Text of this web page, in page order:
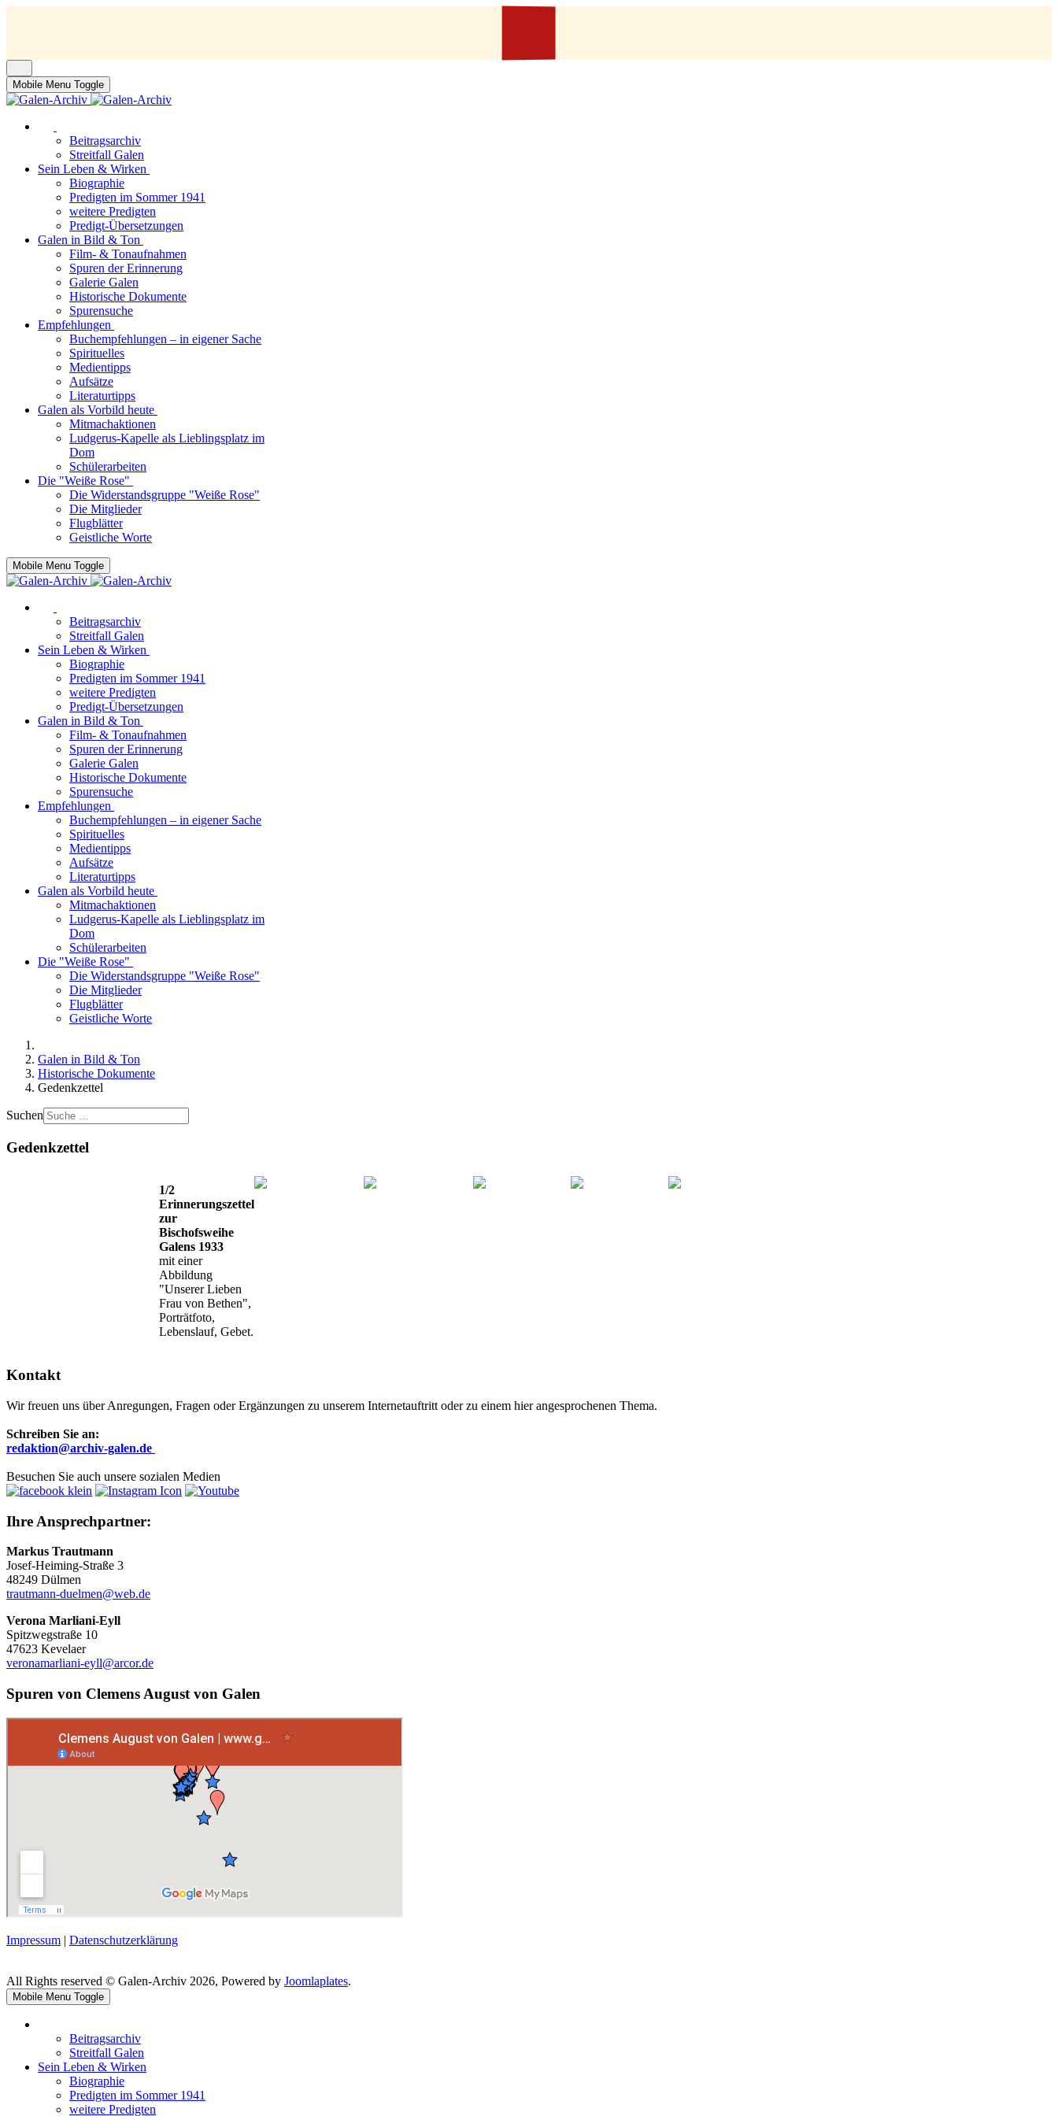
Mobile Menu Toggle
Beitragsarchiv
Streitfall Galen
Sein Leben & Wirken
Biographie
Predigten im Sommer 1941
weitere Predigten
Predigt-Übersetzungen
Galen in Bild & Ton
Film- & Tonaufnahmen
Spuren der Erinnerung
Galerie Galen
Historische Dokumente
Spurensuche
Empfehlungen
Buchempfehlungen – in eigener Sache
Spirituelles
Medientipps
Aufsätze
Literaturtipps
Galen als Vorbild heute
Mitmachaktionen
Ludgerus-Kapelle als Lieblingsplatz im
Dom
Schülerarbeiten
Die "Weiße Rose"
Die Widerstandsgruppe "Weiße Rose"
Die Mitglieder
Flugblätter
Geistliche Worte
Mobile Menu Toggle
Beitragsarchiv
Streitfall Galen
Sein Leben & Wirken
Biographie
Predigten im Sommer 1941
weitere Predigten
Predigt-Übersetzungen
Galen in Bild & Ton
Film- & Tonaufnahmen
Spuren der Erinnerung
Galerie Galen
Historische Dokumente
Spurensuche
Empfehlungen
Buchempfehlungen – in eigener Sache
Spirituelles
Medientipps
Aufsätze
Literaturtipps
Galen als Vorbild heute
Mitmachaktionen
Ludgerus-Kapelle als Lieblingsplatz im
Dom
Schülerarbeiten
Die "Weiße Rose"
Die Widerstandsgruppe "Weiße Rose"
Die Mitglieder
Flugblätter
Geistliche Worte
Galen in Bild & Ton
Historische Dokumente
Gedenkzettel
Suchen
Gedenkzettel
1/2
Erinnerungszettel
zur
Bischofsweihe
Galens 1933
mit einer
Abbildung
"Unserer Lieben
Frau von Bethen",
Porträtfoto,
Lebenslauf, Gebet.
Kontakt
Wir freuen uns über Anregungen, Fragen oder Ergänzungen zu unserem Internetauftritt oder zu einem hier angesprochenen Thema.
Schreiben Sie an:
redaktion@archiv-galen.de
Besuchen Sie auch unsere sozialen Medien
Ihre Ansprechpartner:
Markus Trautmann
Josef-Heiming-Straße 3
48249 Dülmen
trautmann-duelmen@web.de
Verona Marliani-Eyll
Spitzwegstraße 10
47623 Kevelaer
veronamarliani-eyll@arcor.de
Spuren von Clemens August von Galen
Impressum | Datenschutzerklärung
All Rights reserved © Galen-Archiv 2026, Powered by Joomlaplates.
Mobile Menu Toggle
Beitragsarchiv
Streitfall Galen
Sein Leben & Wirken
Biographie
Predigten im Sommer 1941
weitere Predigten